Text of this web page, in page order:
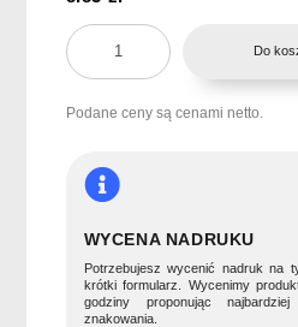
ilość
Zestaw
uprawy
KIT
Do
Podane ceny są cenami netto.
WYCENA NADRUKU
Potrzebujesz wycenić nadruk na
krótki formularz. Wycenimy
godziny proponując
znakowania.